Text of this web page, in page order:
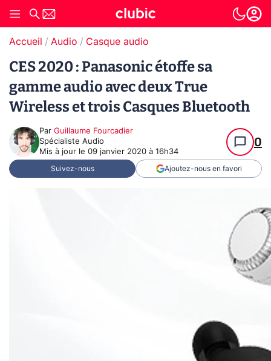
Accueil Audio Casque audio
CES 2020 : Panasonic étoffe sa
gamme audio avec deux True
Wireless et trois Casques Bluetooth
Par Guillaume Fourcadier
Spécialiste Audio
Mis à jour le 09 janvier 2020 à 16h34
0
Suivez-nous Ajoutez-nous en favori